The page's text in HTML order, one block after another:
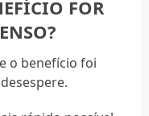
FOR
o benefício foi